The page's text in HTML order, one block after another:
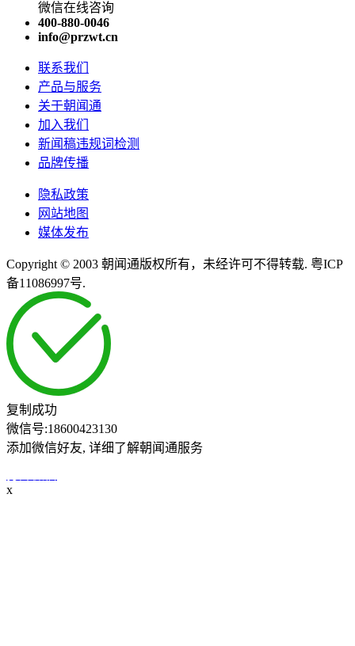
微信在线咨询
400-880-0046
info@przwt.cn
联系我们
产品与服务
关于朝闻通
加入我们
新闻稿违规词检测
品牌传播
隐私政策
网站地图
媒体发布
Copyright © 2003 朝闻通版权所有，未经许可不得转载. 粤ICP
备11086997号.
复制成功
微信号:18600423130
添加微信好友, 详细了解朝闻通服务
x